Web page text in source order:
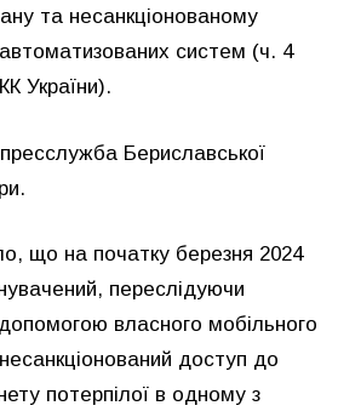
та несанкціонованому
систем (ч. 4
України).
Бериславської
що на початку березня 2024
переслідуючи
власного мобільного
доступ до
потерпілої в одному з